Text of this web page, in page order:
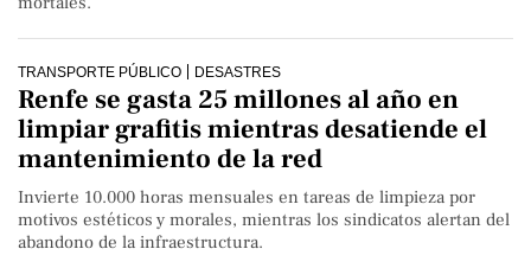
TRANSPORTE PÚBLICO DESASTRES
Renfe se gasta 25 millones al año en
limpiar grafitis mientras desatiende el
mantenimiento de la red
Invierte 10.000 horas mensuales en tareas de limpieza por
motivos estéticos y morales, mientras los sindicatos alertan del
abandono de la infraestructura.